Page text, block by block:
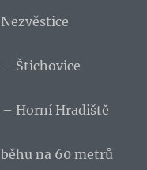
– Štichovice
– Horní Hradiště
na 60 metrů